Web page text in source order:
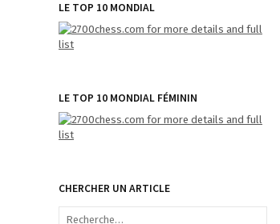
LE TOP 10 MONDIAL
LE TOP 10 MONDIAL FÉMININ
CHERCHER UN ARTICLE
R